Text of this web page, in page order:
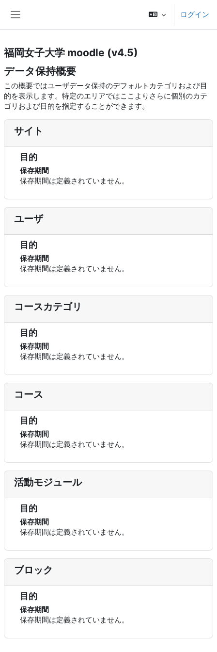
ログイン
福岡女子大学 moodle (v4.5)
データ保持概要
この概要ではユーザデータ保持のデフォルトカテゴリおよび目
的を表示します。特定のエリアではここよりさらに個別のカテ
ゴリおよび目的を指定することができます。
サイト
目的
保存期間
保存期間は定義されていません。
ユーザ
目的
保存期間
保存期間は定義されていません。
コースカテゴリ
目的
保存期間
保存期間は定義されていません。
コース
目的
保存期間
保存期間は定義されていません。
活動モジュール
目的
保存期間
保存期間は定義されていません。
ブロック
目的
保存期間
保存期間は定義されていません。